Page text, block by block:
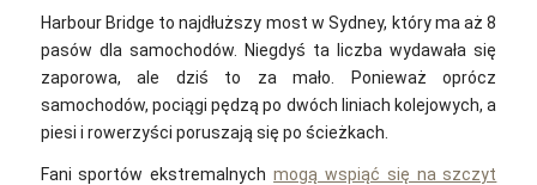
Harbour Bridge to najdłuższy most w Sydney, który ma aż 8
pasów dla samochodów. Niegdyś ta liczba wydawała się
zaporowa, ale dziś to za mało. Ponieważ oprócz
samochodów, pociągi pędzą po dwóch liniach kolejowych, a
piesi i rowerzyści poruszają się po ścieżkach.
Fani sportów ekstremalnychmogą wspiąć się na szczyt